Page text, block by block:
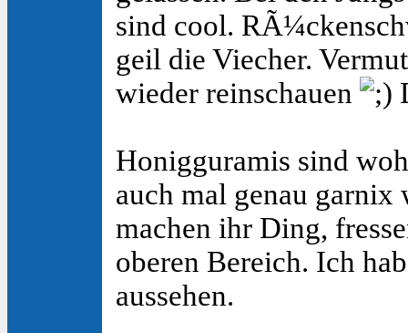
sind cool.
geil die Viecher.
wieder reinschauen
Honigguramis sind
auch mal genau garnix
machen ihr Ding,
oberen Bereich. Ich
aussehen.